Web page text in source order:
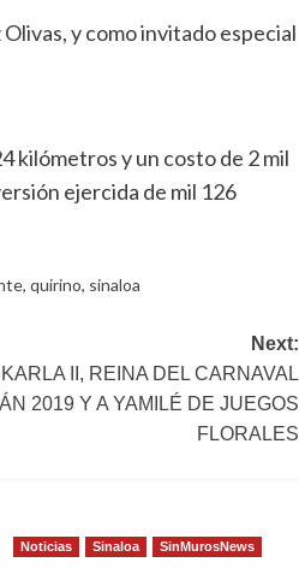
y como invitado especial
kilómetros y un costo de 2 mil
ejercida de mil 126
, quirino, sinaloa
Next:
II, REINA DEL CARNAVAL
2019 Y A YAMILÉ DE JUEGOS
FLORALES
Noticias Sinaloa SinMurosNews